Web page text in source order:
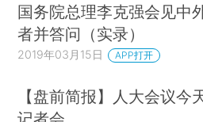
国务院总理李克强会见中
者并答问（实录）
2019年03月15日 APP打开
【盘前简报】人大会议今